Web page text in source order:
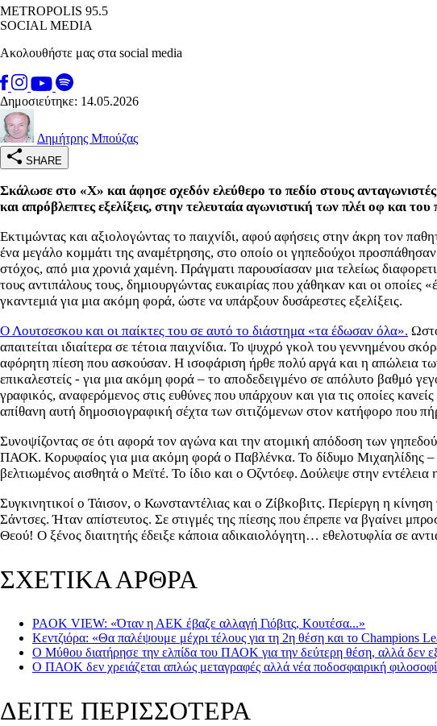
METROPOLIS 95.5
SOCIAL MEDIA
Ακολουθήστε μας στα social media
Δημοσιεύτηκε: 14.05.2026
Δημήτρης Μπούζας
SHARE
Σκάλωσε στο «Χ» και άφησε σχεδόν ελεύθερο το πεδίο στους
και απρόβλεπτες εξελίξεις, στην τελευταία αγωνιστική των πλέι οφ και
Εκτιμώντας και αξιολογώντας το παιχνίδι, αφού αφήσεις στην άκρη τον
ένα μεγάλο κομμάτι της αναμέτρησης, στο οποίο οι γηπεδούχοι
στόχος, από μια χρονιά χαμένη. Πράγματι παρουσίασαν μια τελείως
τους αντιπάλους τους, δημιουργώντας ευκαιρίας που χάθηκαν και οι
γκαντεμιά για μια ακόμη φορά, ώστε να υπάρξουν δυσάρεστες εξελίξεις.
Ο Λουτσεσκου και οι παίκτες του σε αυτό το διάστημα «τα έδωσαν όλα».
απαιτείται ιδιαίτερα σε τέτοια παιχνίδια. Το ψυχρό γκολ του γεννημένου
αφόρητη πίεση που ασκούσαν. Η ισοφάριση ήρθε πολύ αργά και η απώλεια
επικαλεστείς - για μια ακόμη φορά – το αποδεδειγμένο σε απόλυτο βαθμό
γραφικός, αναφερόμενος στις ευθύνες που υπάρχουν και για τις οποίες
απίθανη αυτή δημοσιογραφική σέχτα των σιτιζόμενων στον κατήφορο που
Συνοψίζοντας σε ότι αφορά τον αγώνα και την ατομική απόδοση των
ΠΑΟΚ. Κορυφαίος για μια ακόμη φορά ο Παβλένκα. Το δίδυμο Μιχαηλίδης –
βελτιωμένος αισθητά ο Μεϊτέ. Το ίδιο και ο Οζντόεφ. Δούλεψε στην
Συγκινητικοί ο Τάισον, ο Κωνσταντέλιας και ο Ζίβκοβιτς. Περίεργη η
Σάντσες. Ήταν απίστευτος. Σε στιγμές της πίεσης που έπρεπε να βγαίνει
Θεού! Ο ξένος διαιτητής έδειξε κάποια αδικαιολόγητη… εθελοτυφλία σε
ΣΧΕΤΙΚΑ ΑΡΘΡΑ
PAOK VIEW: «Όταν η ΑΕΚ έβαζε αλλαγή Γιόβιτς, Κουτέσα...»
Κεντζιόρα: «Θα παλέψουμε μέχρι τέλους για τη 2η θέση και το Champions
Ο Μύθου διατήρησε την ελπίδα του ΠΑΟΚ για την δεύτερη θέση, αλλά δεν
Ο ΠΑΟΚ δεν χρειάζεται απλώς μεταγραφές αλλά νέα ποδοσφαιρική
ΔΕΙΤΕ ΠΕΡΙΣΣΟΤΕΡΑ